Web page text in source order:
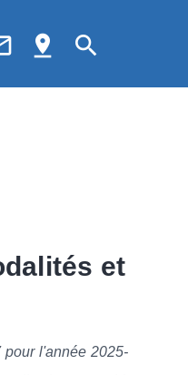
pin_drop search
et
pour l'année 2025-